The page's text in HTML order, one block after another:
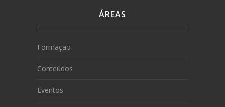
ÁREAS
Formação
Conteúdos
Eventos